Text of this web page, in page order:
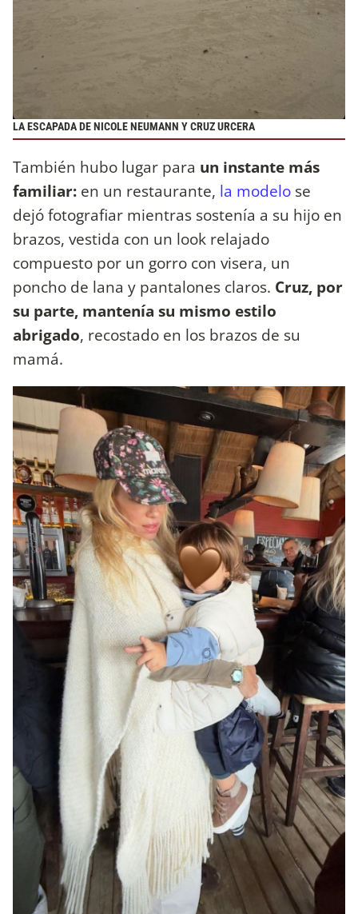
LA ESCAPADA DE NICOLE NEUMANN Y CRUZ URCERA
También hubo lugar para un instante más
familiar: en un restaurante, la modelo se
dejó fotografiar mientras sostenía a su hijo en
brazos, vestida con un look relajado
compuesto por un gorro con visera, un
poncho de lana y pantalones claros. Cruz, por
su parte, mantenía su mismo estilo
abrigado, recostado en los brazos de su
mamá.